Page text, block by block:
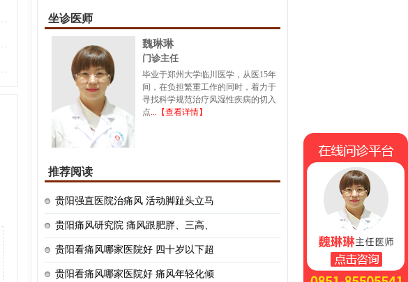
坐诊医师
魏琳琳
门诊主任
毕业于郑州大学临川医学，从医15年
间，在负担繁重工作的同时，着力于
寻找科学规范治疗风湿性疾病的切入
点 ...【查看详情】
推荐阅读
贵阳强直医院治痛风 活动脚趾头立马
贵阳痛风研究院 痛风跟肥胖、三高、
贵阳看痛风哪家医院好 四十岁以下超
贵阳看痛风哪家医院好 痛风年轻化倾
在线问诊平台